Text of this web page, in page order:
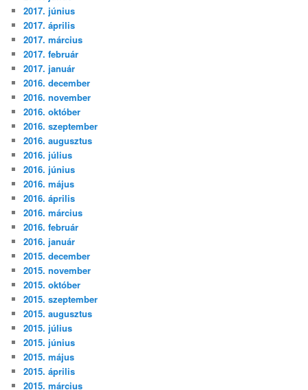
2017. június
2017. április
2017. március
2017. február
2017. január
2016. december
2016. november
2016. október
2016. szeptember
2016. augusztus
2016. július
2016. június
2016. május
2016. április
2016. március
2016. február
2016. január
2015. december
2015. november
2015. október
2015. szeptember
2015. augusztus
2015. július
2015. június
2015. május
2015. április
2015. március